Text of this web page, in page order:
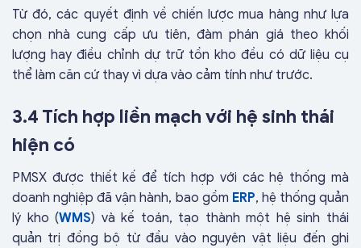
Từ đó, các quyết định về chiến lược mua hàng như lựa
chọn nhà cung cấp ưu tiên, đàm phán giá theo khối
lượng hay điều chỉnh dự trữ tồn kho đều có dữ liệu cụ
thể làm căn cứ thay vì dựa vào cảm tính như trước.
3.4 Tích hợp liền mạch với hệ sinh thái
hiện có
PMSX được thiết kế để tích hợp với các hệ thống mà
doanh nghiệp đã vận hành, bao gồm ERP, hệ thống quản
lý kho (WMS) và kế toán, tạo thành một hệ sinh thái
quản trị đồng bộ từ đầu vào nguyên vật liệu đến ghi